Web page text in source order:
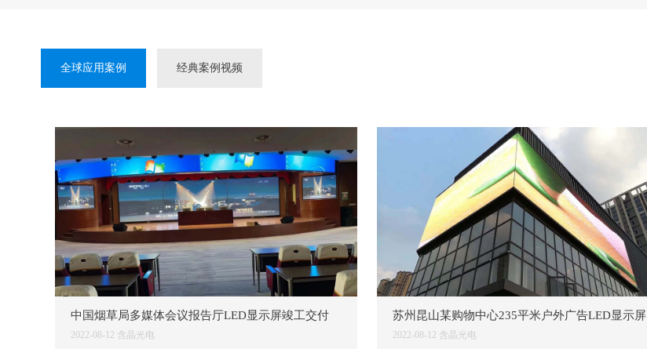
全球应用案例 经典案例视频
中国烟草局多媒体会议报告厅LED显示屏竣工交付
2022-08-12 含晶光电
苏州昆山某购物中心235平米户外广告LED显示屏
2022-08-12 含晶光电